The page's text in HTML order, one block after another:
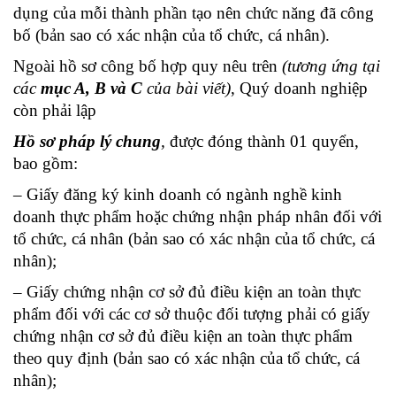
dụng của mỗi thành phần tạo nên chức năng đã công
bố (bản sao có xác nhận của tổ chức, cá nhân).
Ngoài hồ sơ công bố hợp quy nêu trên (tương ứng tại
cácmục A, B và C của bài viết), Quý doanh nghiệp
còn phải lập
Hồ sơ pháp lý chung, được đóng thành 01 quyển,
bao gồm:
– Giấy đăng ký kinh doanh có ngành nghề kinh
doanh thực phẩm hoặc chứng nhận pháp nhân đối với
tổ chức, cá nhân (bản sao có xác nhận của tổ chức, cá
nhân);
– Giấy chứng nhận cơ sở đủ điều kiện an toàn thực
phẩm đối với các cơ sở thuộc đối tượng phải có giấy
chứng nhận cơ sở đủ điều kiện an toàn thực phẩm
theo quy định (bản sao có xác nhận của tổ chức, cá
nhân);